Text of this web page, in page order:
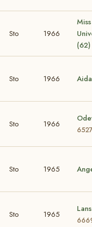
Sto 1966
Miss
(62)
Sto 1966
Sto 1966
Sto 1965
Sto 1965